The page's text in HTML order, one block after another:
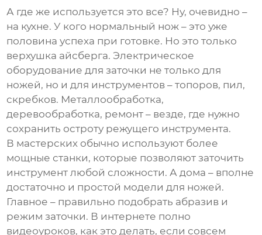
А где же используется это все? Ну, очевидно –
на кухне. У кого нормальный нож – это уже
половина успеха при готовке. Но это только
верхушка айсберга. Электрическое
оборудование для заточки не только для
ножей, но и для инструментов – топоров, пил,
скребков. Металлообработка,
деревообработка, ремонт – везде, где нужно
сохранить остроту режущего инструмента.
В мастерских обычно используют более
мощные станки, которые позволяют заточить
инструмент любой сложности. А дома – вполне
достаточно и простой модели для ножей.
Главное – правильно подобрать абразив и
режим заточки. В интернете полно
видеоуроков, как это делать, если совсем